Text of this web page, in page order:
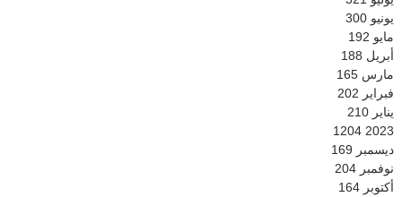
يونيو 300
مايو 192
أبريل 188
مارس 165
فبراير 202
يناير 210
2023
1204
ديسمبر 169
نوفمبر 204
أكتوبر 164